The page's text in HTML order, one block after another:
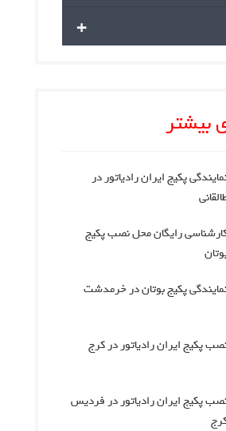
+
بیشتر
پکیج ایران رادیاتور در
رایگان محل نصب پکیج
پکیج بوتان در خرمدشت
پکیج ایران رادیاتور در کرج
پکیج ایران رادیاتور در فردیس